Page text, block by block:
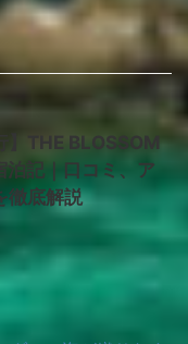
】THE BLOSSOM
泊記｜口コミ、ア
徹底解説